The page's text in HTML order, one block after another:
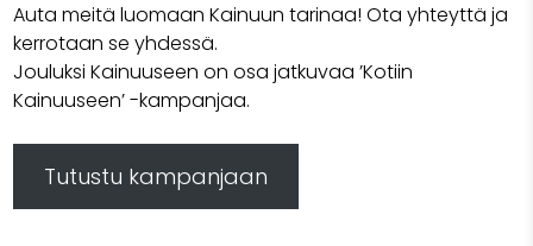
Auta meitä luomaan Kainuun tarinaa! Ota yhteyttä ja
kerrotaan se yhdessä.
Jouluksi Kainuuseen on osa jatkuvaa ’Kotiin
Kainuuseen’ -kampanjaa.
Tutustu kampanjaan